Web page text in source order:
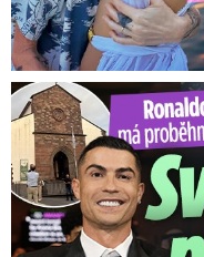
Ronaldova velkolepá